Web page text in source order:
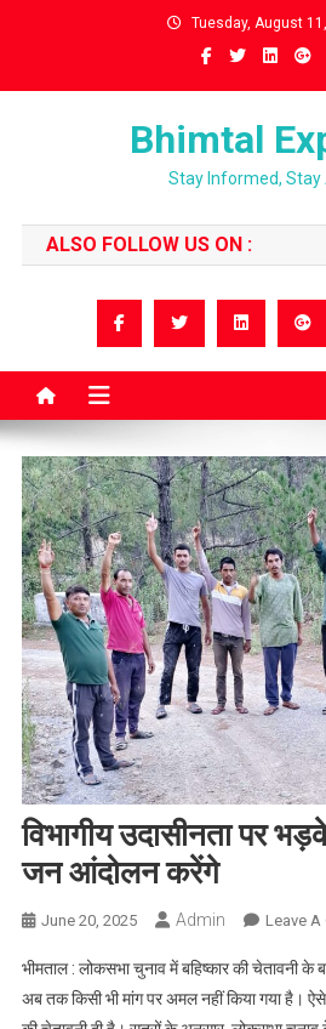
Tuesday, August
Bhimtal
Stay Informed, Stay
ALSO FOLLOW US ON :
विभागीय उदासीनता पर
जन आंदोलन करेंगे
June 20, 2025 Admin Leave A
भीमताल : लोकसभा चुनाव में बहिष्कार की चेतावनी के
अब तक किसी भी मांग पर अमल नहीं किया गया है।